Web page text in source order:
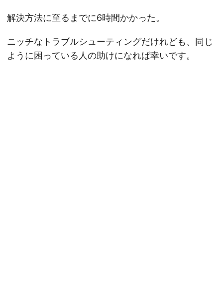
解決方法に至るまでに6時間かかった。
ニッチなトラブルシューティングだけれども、同じ
ように困っている人の助けになれば幸いです。